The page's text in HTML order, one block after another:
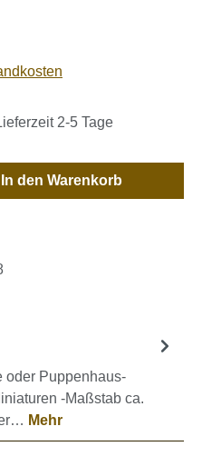
2-5 Tage
gewünschten
In den Warenkorb
oder Puppenhaus-
-Maßstab ca.
Mehr